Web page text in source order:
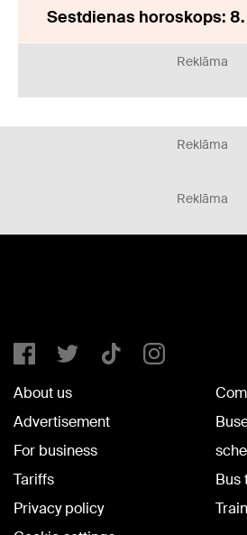
Sestdienas horoskops:
Reklāma
Reklāma
Reklāma
About us
Advertisement
For business
Tariffs
Privacy policy
Bus